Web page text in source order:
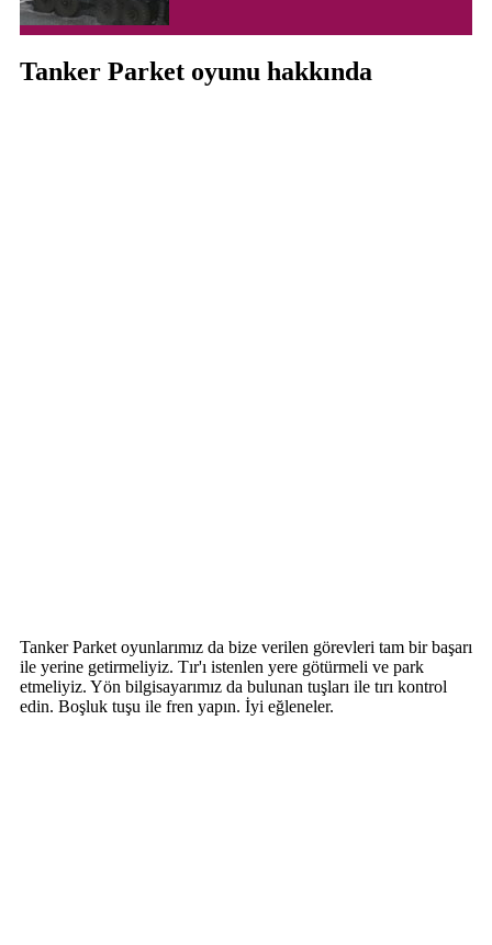
Tanker Parket oyunu hakkında
Tanker Parket oyunlarımız da bize verilen görevleri tam bir başarı
ile yerine getirmeliyiz. Tır'ı istenlen yere götürmeli ve park
etmeliyiz. Yön bilgisayarımız da bulunan tuşları ile tırı kontrol
edin. Boşluk tuşu ile fren yapın. İyi eğleneler.